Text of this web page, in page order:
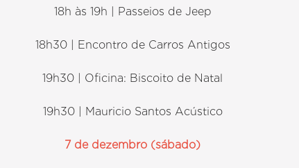
18h às 19h | Passeios de Jeep
18h30 | Encontro de Carros Antigos
19h30 | Oficina: Biscoito de Natal
19h30 | Mauricio Santos Acústico
7 de dezembro (sábado)